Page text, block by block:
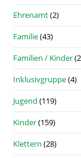
Ehrenamt(2)
Familie(43)
Familien / Kinder
Inklusivgruppe(4)
Jugend (119)
Kinder(159)
Klettern (28)